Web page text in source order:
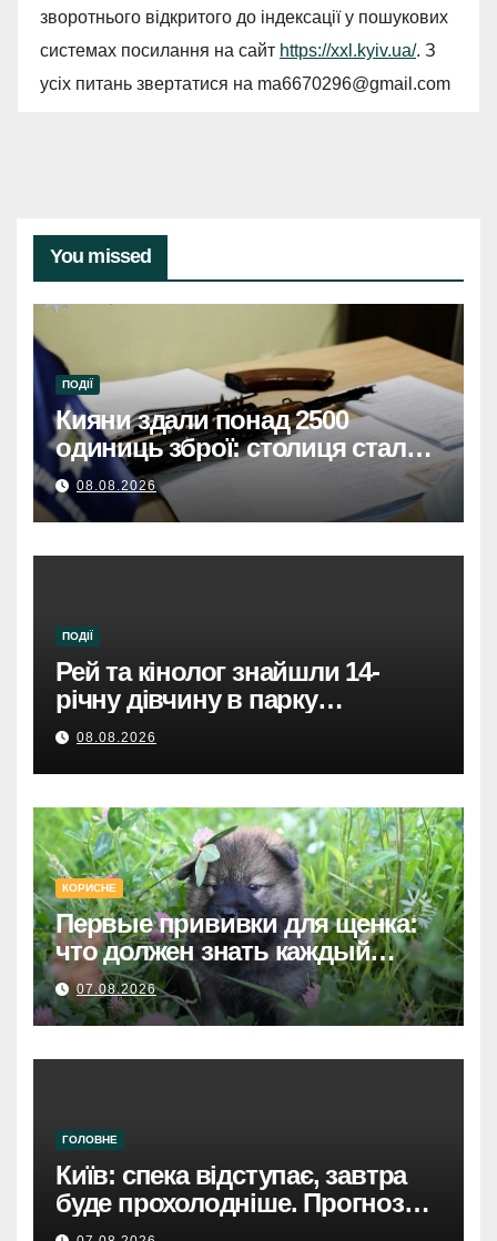
зворотнього відкритого до індексації у пошукових
системах посилання на сайт https://xxl.kyiv.ua/. З
усіх питань звертатися на ma6670296@gmail.com
You missed
ПОДІЇ
Кияни здали понад 2500
одиниць зброї: столиця стала
безпечнішою
08.08.2026
ПОДІЇ
Рей та кінолог знайшли 14-
річну дівчину в парку
Святошинського району.
08.08.2026
КОРИСНЕ
Первые прививки для щенка:
что должен знать каждый
хозяин
07.08.2026
ГОЛОВНЕ
Київ: спека відступає, завтра
буде прохолодніше. Прогноз
погоди